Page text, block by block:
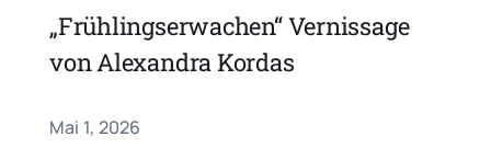
„Frühlingserwachen“ Vernissage
von Alexandra Kordas
Mai 1, 2026